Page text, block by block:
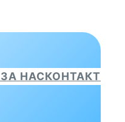
ЗА НАСКОНТАКТ